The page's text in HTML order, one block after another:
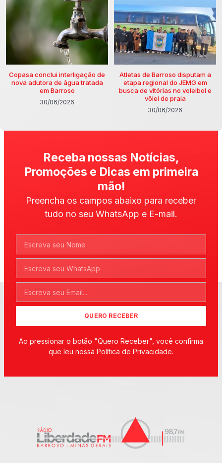
Copasa conclui interligação de
nova adutora de água tratada
em Barroso
30/06/2026
Atletas de Barroso disputam a
etapa regional do JEMG em
busca de vitórias no voleibol e
vôlei de praia
30/06/2026
Receba nossas Notícias,
Promoções e Dicas em primeira
mão!
Preencha os campos abaixo para receber
tudo no seu WhatsApp e E-mail.
QUERO RECEBER
Ao pressionar o botão "Quero Receber", você confirma
que leu nossa Política de Privacidade.